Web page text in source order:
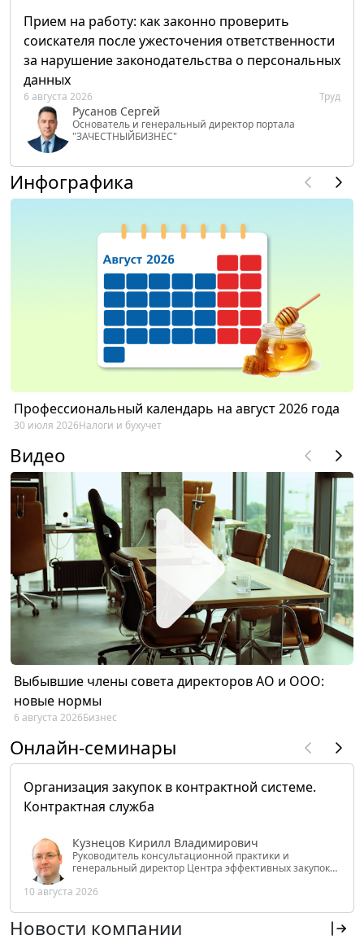
Прием на работу: как законно проверить
соискателя после ужесточения ответственности
за нарушение законодательства о персональных
данных
6 августа 2026 Труд
Русанов Сергей
Основатель и генеральный директор портала
"ЗАЧЕСТНЫЙБИЗНЕС"
Инфографика
Профессиональный календарь на август 2026 года
30 июля 2026Налоги и бухучет
Видео
Выбывшие члены совета директоров АО и ООО:
новые нормы
6 августа 2026Бизнес
Онлайн-семинары
Организация закупок в контрактной системе.
Контрактная служба
Кузнецов Кирилл Владимирович
Руководитель консультационной практики и
генеральный директор Центра эффективных закупок
РФ
10 августа 2026
Новости компании